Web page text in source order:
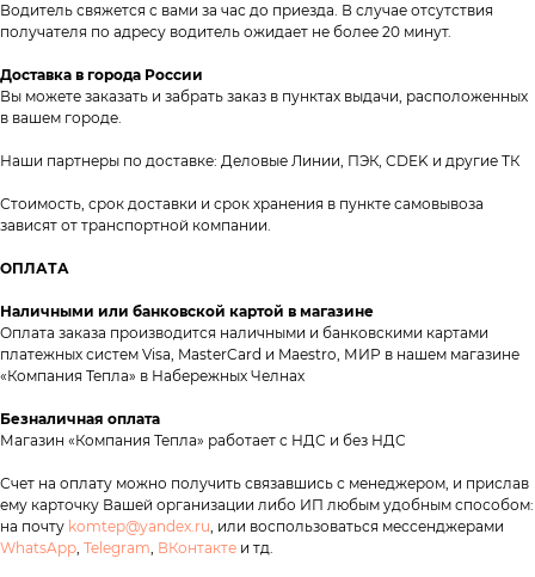
Водитель свяжется с вами за час до приезда. В случае отсутствия
получателя по адресу водитель ожидает не более 20 минут.
Доставка в города России
Вы можете заказать и забрать заказ в пунктах выдачи, расположенных
в вашем городе.
Наши партнеры по доставке: Деловые Линии, ПЭК, CDEK и другие ТК
Стоимость, срок доставки и срок хранения в пункте самовывоза
зависят от транспортной компании.
ОПЛАТА
Наличными или банковской картой в магазине
Оплата заказа производится наличными и банковскими картами
платежных систем Visa, MasterCard и Maestro, МИР в нашем магазине
«Компания Тепла» в Набережных Челнах
Безналичная оплата
Магазин «Компания Тепла» работает с НДС и без НДС
Счет на оплату можно получить связавшись с менеджером, и прислав
ему карточку Вашей организации либо ИП любым удобным способом:
на почту komtep@yandex.ru, или воспользоваться мессенджерами
WhatsApp, Telegram, ВКонтакте и тд.
Данный интернет‑сайт носит информационный
характер и ни при каких условиях не является
Покупателям
Контакты
Сб: 8:00 - 14:00
Челны, проспект Казанский, д. 124
+7 (8552) 78-33-11
Заказать звонок